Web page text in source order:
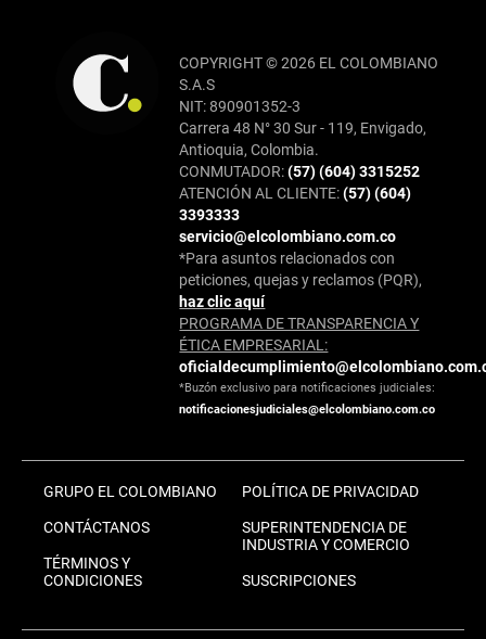
COPYRIGHT © 2026 EL COLOMBIANO
S.A.S
NIT: 890901352-3
Carrera 48 N° 30 Sur - 119, Envigado,
Antioquia, Colombia.
CONMUTADOR:(57) (604) 3315252
ATENCIÓN AL CLIENTE:(57) (604)
3393333
servicio@elcolombiano.com.co
*Para asuntos relacionados con
peticiones, quejas y reclamos (PQR),
haz clic aquí
PROGRAMA DE TRANSPARENCIA Y
ÉTICA EMPRESARIAL:
*Buzón exclusivo para notificaciones judiciales:
notificacionesjudiciales@elcolombiano.com.co
GRUPO EL COLOMBIANO
CONTÁCTANOS
TÉRMINOS Y
CONDICIONES
POLÍTICA DE PRIVACIDAD
SUPERINTENDENCIA DE
INDUSTRIA Y COMERCIO
SUSCRIPCIONES